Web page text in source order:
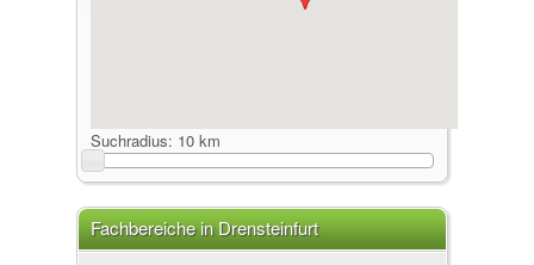
Suchradius: 10 km
Fachbereiche in Drensteinfurt